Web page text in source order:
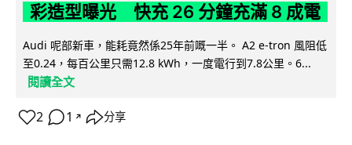
彩造型曝光 快充 26 分鐘充滿 8 成電
Audi 呢部新車，能耗竟然係25年前嘅一半。 A2 e-tron 風阻低
至0.24，每百公里只需12.8 kWh，一度電行到7.8公里。6...
閱讀全文
2 1 ↗ 分享